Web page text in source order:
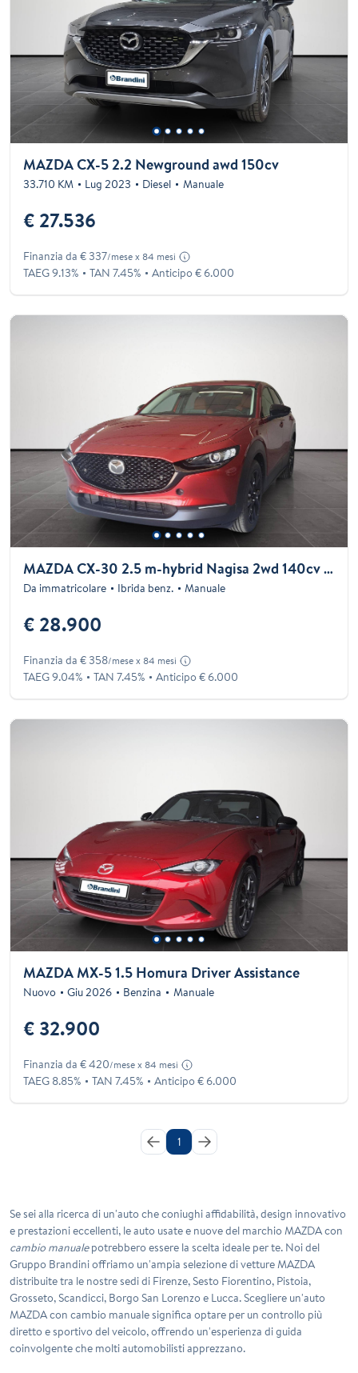
MAZDA CX-5 2.2 Newground awd 150cv
33.710 KM Lug 2023 Diesel Manuale
€ 27.536
Finanzia da € 337/mese x 84 mesi
TAEG 9.13% TAN 7.45% Anticipo € 6.000
MAZDA CX-30 2.5 m-hybrid Nagisa 2wd 140cv 6mt
Da immatricolare Ibrida benz. Manuale
€ 28.900
Finanzia da € 358/mese x 84 mesi
TAEG 9.04% TAN 7.45% Anticipo € 6.000
MAZDA MX-5 1.5 Homura Driver Assistance
Nuovo Giu 2026 Benzina Manuale
€ 32.900
Finanzia da € 420/mese x 84 mesi
TAEG 8.85% TAN 7.45% Anticipo € 6.000
1
Se sei alla ricerca di un'auto che coniughi affidabilità, design innovativo
e prestazioni eccellenti, leauto usate e nuove del marchio MAZDAcon
cambio manualepotrebbero essere la scelta ideale per te. Noi del
Gruppo Brandini offriamo un'ampia selezione di vetture MAZDA
distribuite tra le nostre sedi di Firenze, Sesto Fiorentino, Pistoia,
Grosseto, Scandicci, Borgo San Lorenzo e Lucca. Scegliere un'auto
MAZDA con cambio manuale significa optare per un controllo più
diretto e sportivo del veicolo, offrendo un'esperienza di guida
coinvolgente che molti automobilisti apprezzano.